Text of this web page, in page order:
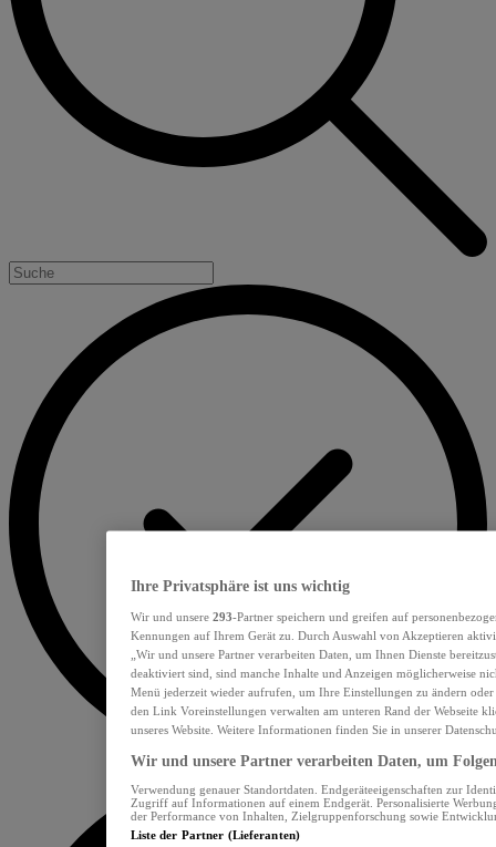
Ihre Privatsphäre ist uns wichtig
Wir und unsere 293-Partner speichern und greifen auf
Kennungen auf Ihrem Gerät zu. Durch Auswahl von Akzeptieren
„Wir und unsere Partner verarbeiten Daten, um Ihnen Dienste
deaktiviert sind, sind manche Inhalte und Anzeigen möglicherweise
Menü jederzeit wieder aufrufen, um Ihre Einstellungen zu ändern
den Link Voreinstellungen verwalten am unteren Rand der Webseite
unseres Website. Weitere Informationen finden Sie in unserer
Wir und unsere Partner verarbeiten Daten, um
Verwendung genauer Standortdaten. Endgeräteeigenschaften zur
Zugriff auf Informationen auf einem Endgerät. Personalisierte
der Performance von Inhalten, Zielgruppenforschung sowie
Liste der Partner (Lieferanten)